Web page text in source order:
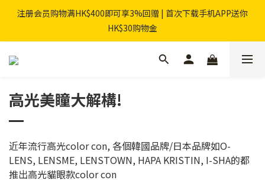
注册会员购物满HK$400即可享3%回赠 | 首次下载手机APP送你
HK$30购物金
高光美瞳大解構!
近年流行高光color con, 各個韓國品牌/日本品牌如O-
LENS, LENSME, LENSTOWN, HAPA KRISTIN, I-SHA的都
推出高光貓眼款color con